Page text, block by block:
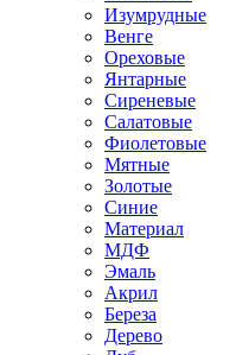
Изумрудные
Венге
Ореховые
Янтарные
Сиреневые
Салатовые
Фиолетовые
Мятные
Золотые
Синие
Материал
МДФ
Эмаль
Акрил
Береза
Дерево